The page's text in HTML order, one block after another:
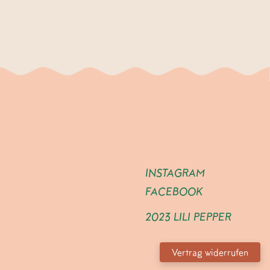
INSTAGRAM
FACEBOOK
2023 LILI PEPPER
Vertrag widerrufen